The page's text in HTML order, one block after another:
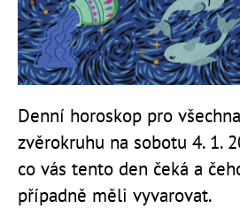
Denní horoskop pro
zvěrokruhu na sobotu 4. 1.
co vás tento den čeká a
případně měli vyvarovat.